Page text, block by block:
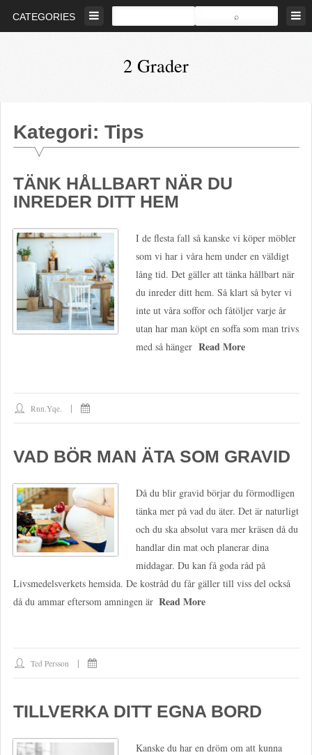
CATEGORIES
2 Grader
mångfalden
Kategori: Tips
TÄNK HÅLLBART NÄR DU
INREDER DITT HEM
I de flesta fall så kanske vi köper möbler
som vi har i våra hem under en väldigt
lång tid. Det gäller att tänka hållbart när
du inreder ditt hem. Så klart så byter vi
inte ut våra soffor och fåtöljer varje år
utan har man köpt en soffa som man trivs
med så hänger Read More
Rnn.yqe.
VAD BÖR MAN ÄTA SOM GRAVID
Då du blir gravid börjar du förmodligen
tänka mer på vad du äter. Det är naturligt
och du ska absolut vara mer kräsen då du
handlar din mat och planerar dina
middagar. Du kan få goda råd på
Livsmedelsverkets hemsida. De kostråd du får gäller till viss del också
då du ammar eftersom amningen är Read More
Ted Persson
TILLVERKA DITT EGNA BORD
Kanske du har en dröm om att kunna